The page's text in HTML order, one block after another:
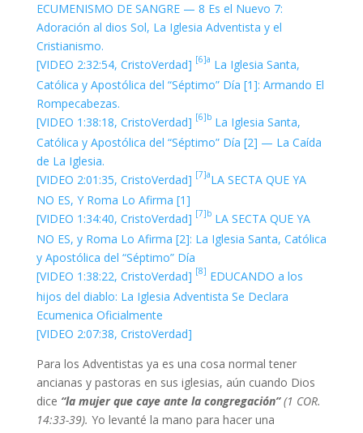
ECUMENISMO DE SANGRE — 8 Es el Nuevo 7:
Adoración al dios Sol, La Iglesia Adventista y el
Cristianismo.
[VIDEO 2:32:54, CristoVerdad] [6]a La Iglesia Santa,
Católica y Apostólica del “Séptimo” Día [1]: Armando El
Rompecabezas.
[VIDEO 1:38:18, CristoVerdad] [6]b La Iglesia Santa,
Católica y Apostólica del “Séptimo” Día [2] — La Caída
de La Iglesia.
[VIDEO 2:01:35, CristoVerdad] [7]aLA SECTA QUE YA
NO ES, Y Roma Lo Afirma [1]
[VIDEO 1:34:40, CristoVerdad] [7]b LA SECTA QUE YA
NO ES, y Roma Lo Afirma [2]: La Iglesia Santa, Católica
y Apostólica del “Séptimo” Día
[VIDEO 1:38:22, CristoVerdad] [8] EDUCANDO a los
hijos del diablo: La Iglesia Adventista Se Declara
Ecumenica Oficialmente
[VIDEO 2:07:38, CristoVerdad]
Para los Adventistas ya es una cosa normal tener
ancianas y pastoras en sus iglesias, aún cuando Dios
dice “la mujer que caye ante la congregación”(1 COR.
14:33-39). Yo levanté la mano para hacer una